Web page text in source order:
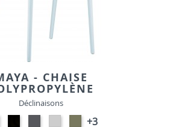
- CHAISE
Déclinaisons
Polypropylène
Polypropylène
Polypropylène
+3